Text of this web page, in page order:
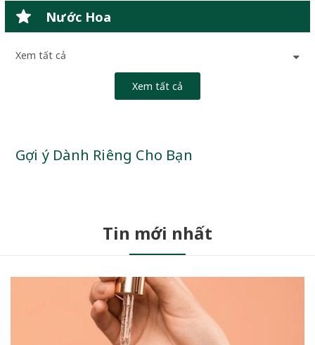
Nước Hoa
Xem tất cả
Xem tất cả
Gợi ý Dành Riêng Cho Bạn
Tin mới nhất